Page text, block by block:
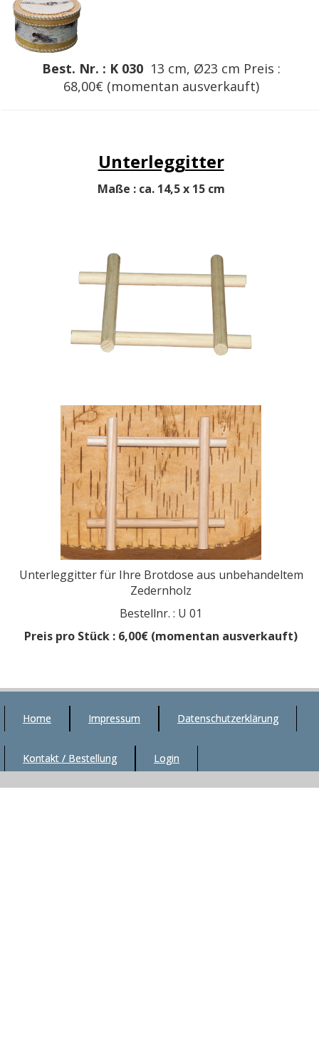
Best. Nr. : K 030 13 cm, Ø23 cm Preis :
68,00€ (momentan ausverkauft)
Unterleggitter
Maße : ca. 14,5 x 15 cm
Unterleggitter für Ihre Brotdose aus unbehandeltem
Zedernholz
Bestellnr. : U 01
Preis pro Stück : 6,00€ (momentan ausverkauft)
Home Impressum Datenschutzerklärung
Kontakt / Bestellung Login